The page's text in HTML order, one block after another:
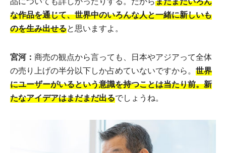
な作品を通じて、世界中のいろんな人と一緒に新しいも
のを生み出せると思いますよ。
宮河： 商売の観点から言っても、日本やアジアって全体
の売り上げの半分以下しか占めていないですから。 世界
にユーザーがいるという意識を持つことは当たり前。新
たなアイデアはまだまだ出るでしょうね。